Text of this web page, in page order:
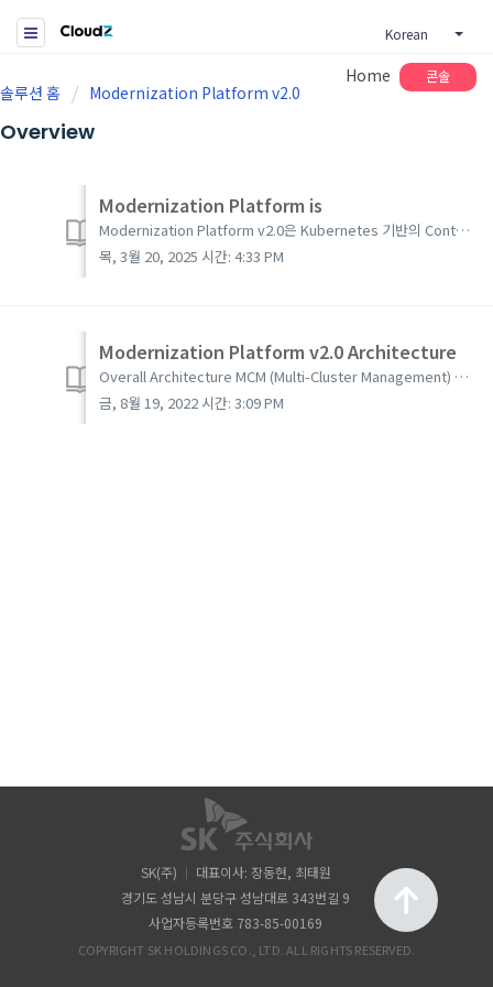
Korean
Home 콘솔
솔루션 홈 Modernization Platform v2.0
Overview
Modernization Platform is
Modernization Platform v2.0은 Kubernetes 기반의 Container Management Platform Service로 CSP(Cloud Service Provider)에서 제공하는 EKS, AKS, GKE, IKS 와 같은 Managed Kubern...
목, 3월 20, 2025 시간: 4:33 PM
Modernization Platform v2.0 Architecture
Overall Architecture MCM (Multi-Cluster Management) Architecture CI/CD Architecture Centralized Monitoring Architecture Centralized Logging Arch...
금, 8월 19, 2022 시간: 3:09 PM
SK(주)
대표이사: 장동현, 최태원
경기도 성남시 분당구 성남대로 343번길 9
사업자등록번호 783-85-00169
COPYRIGHT SK HOLDINGS CO., LTD. ALL RIGHTS RESERVED.